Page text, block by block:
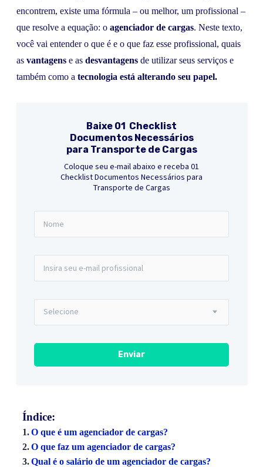
encontrem, existe uma fórmula – ou melhor, um profissional –
que resolve a equação: o agenciador de cargas. Neste texto,
você vai entender o que é e o que faz esse profissional, quais
as vantagens e as desvantagens de utilizar seus serviços e
também como a tecnologia está alterando seu papel.
Baixe 01 Checklist
Documentos Necessários
para Transporte de Cargas
Coloque seu e-mail abaixo e receba 01
Checklist Documentos Necessários para
Transporte de Cargas
Índice:
O que é um agenciador de cargas?
O que faz um agenciador de cargas?
Qual é o salário de um agenciador de cargas?